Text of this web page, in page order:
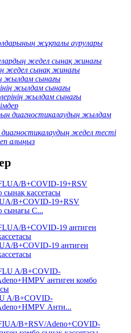
жұқпалы аурулары
жедел сынақ жинағы
жедел сынақ жинағы
жылдам сынағы
жылдам сынағы
жылдам сынағы
диагностикалаудың жылдам
жедел тесті
алыңыз
B+COVID-19+RSV
сынағы C...
B+COVID-19 антиген
A/B+COVID-
Анти...